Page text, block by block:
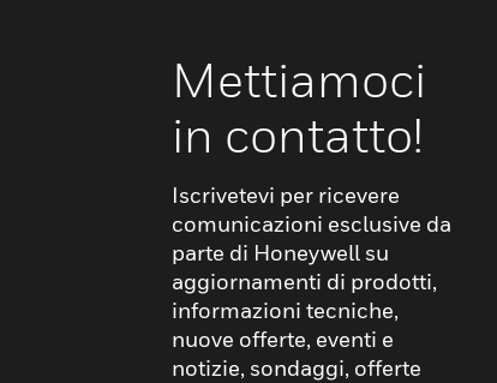
Mettiamoci
in contatto!
Iscrivetevi per ricevere
comunicazioni esclusive da
parte di Honeywell su
aggiornamenti di prodotti,
informazioni tecniche,
nuove offerte, eventi e
notizie, sondaggi, offerte